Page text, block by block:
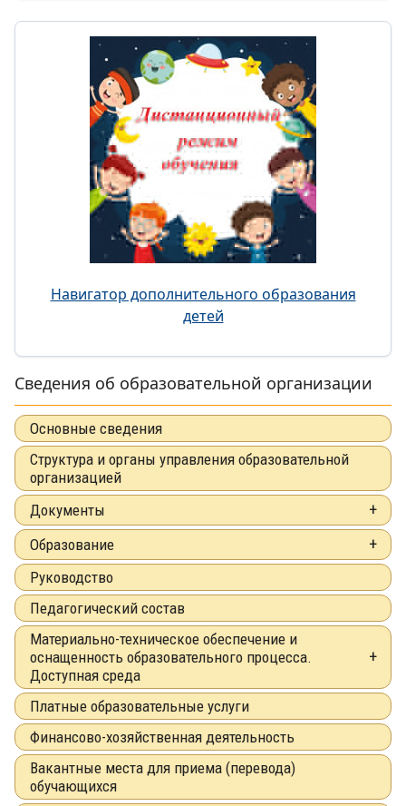
Навигатор дополнительного образования
детей
Сведения об образовательной организации
Основные сведения
Структура и органы управления образовательной
организацией
Документы
Образование
Руководство
Педагогический состав
Материально-техническое обеспечение и
оснащенность образовательного процесса.
Доступная среда
Платные образовательные услуги
Финансово-хозяйственная деятельность
Вакантные места для приема (перевода)
обучающихся